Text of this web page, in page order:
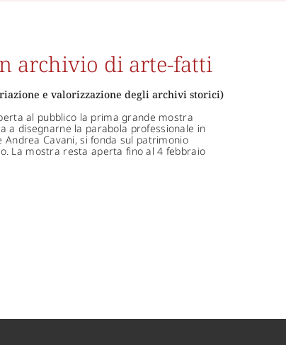
archivio di arte-fatti
e valorizzazione degli archivi storici)
al pubblico la prima grande mostra
a disegnarne la parabola professionale in
Cavani, si fonda sul patrimonio
La mostra resta aperta fino al 4 febbraio